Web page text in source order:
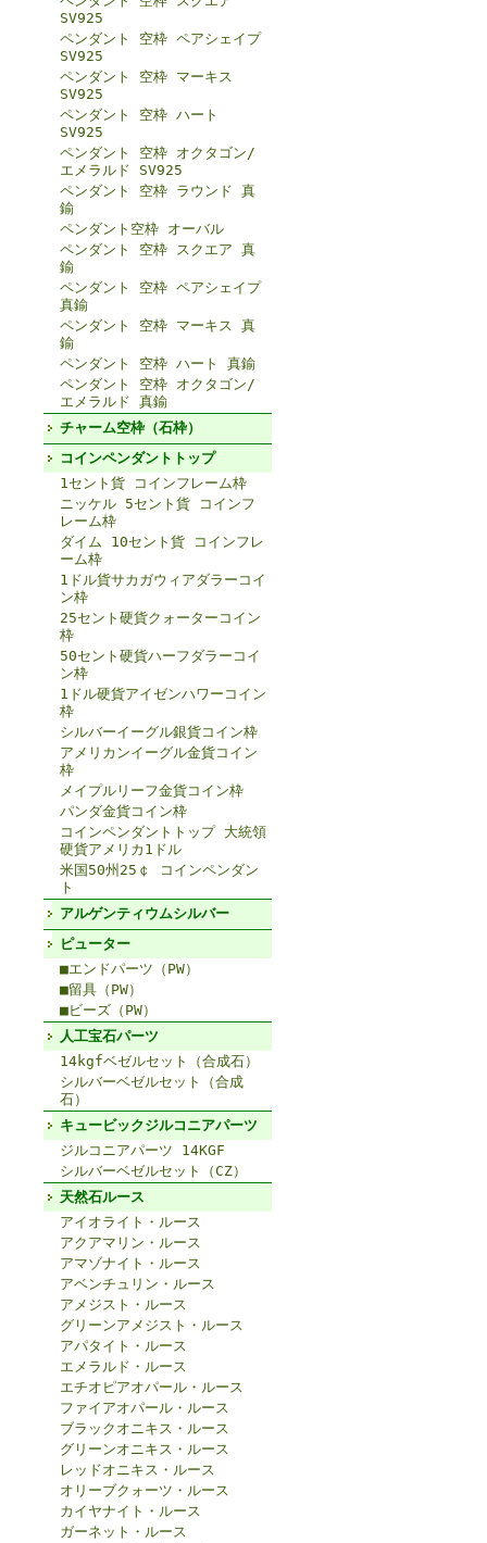
SV925
ペンダント 空枠 ペアシェイプ
SV925
ペンダント 空枠 マーキス
SV925
ペンダント 空枠 ハート
SV925
ペンダント 空枠 オクタゴン/
エメラルド SV925
ペンダント 空枠 ラウンド 真
鍮
ペンダント空枠 オーバル
ペンダント 空枠 スクエア 真
鍮
ペンダント 空枠 ペアシェイプ
真鍮
ペンダント 空枠 マーキス 真
鍮
ペンダント 空枠 ハート 真鍮
ペンダント 空枠 オクタゴン/
エメラルド 真鍮
チャーム空枠（石枠）
コインペンダントトップ
1セント貨 コインフレーム枠
ニッケル 5セント貨 コインフ
レーム枠
ダイム 10セント貨 コインフレ
ーム枠
1ドル貨サカガウィアダラーコイ
ン枠
25セント硬貨クォーターコイン
枠
50セント硬貨ハーフダラーコイ
ン枠
1ドル硬貨アイゼンハワーコイン
枠
シルバーイーグル銀貨コイン枠
アメリカンイーグル金貨コイン
枠
メイプルリーフ金貨コイン枠
パンダ金貨コイン枠
コインペンダントトップ 大統領
硬貨アメリカ1ドル
米国50州25￠ コインペンダン
ト
アルゲンティウムシルバー
ピューター
■エンドパーツ（PW）
■留具（PW）
■ビーズ（PW）
人工宝石パーツ
14kgfベゼルセット（合成石）
シルバーベゼルセット（合成
石）
キュービックジルコニアパーツ
ジルコニアパーツ 14KGF
シルバーベゼルセット（CZ）
天然石ルース
アイオライト・ルース
アクアマリン・ルース
アマゾナイト・ルース
アベンチュリン・ルース
アメジスト・ルース
グリーンアメジスト・ルース
アパタイト・ルース
エメラルド・ルース
エチオピアオパール・ルース
ファイアオパール・ルース
ブラックオニキス・ルース
グリーンオニキス・ルース
レッドオニキス・ルース
オリーブクォーツ・ルース
カイヤナイト・ルース
ガーネット・ルース